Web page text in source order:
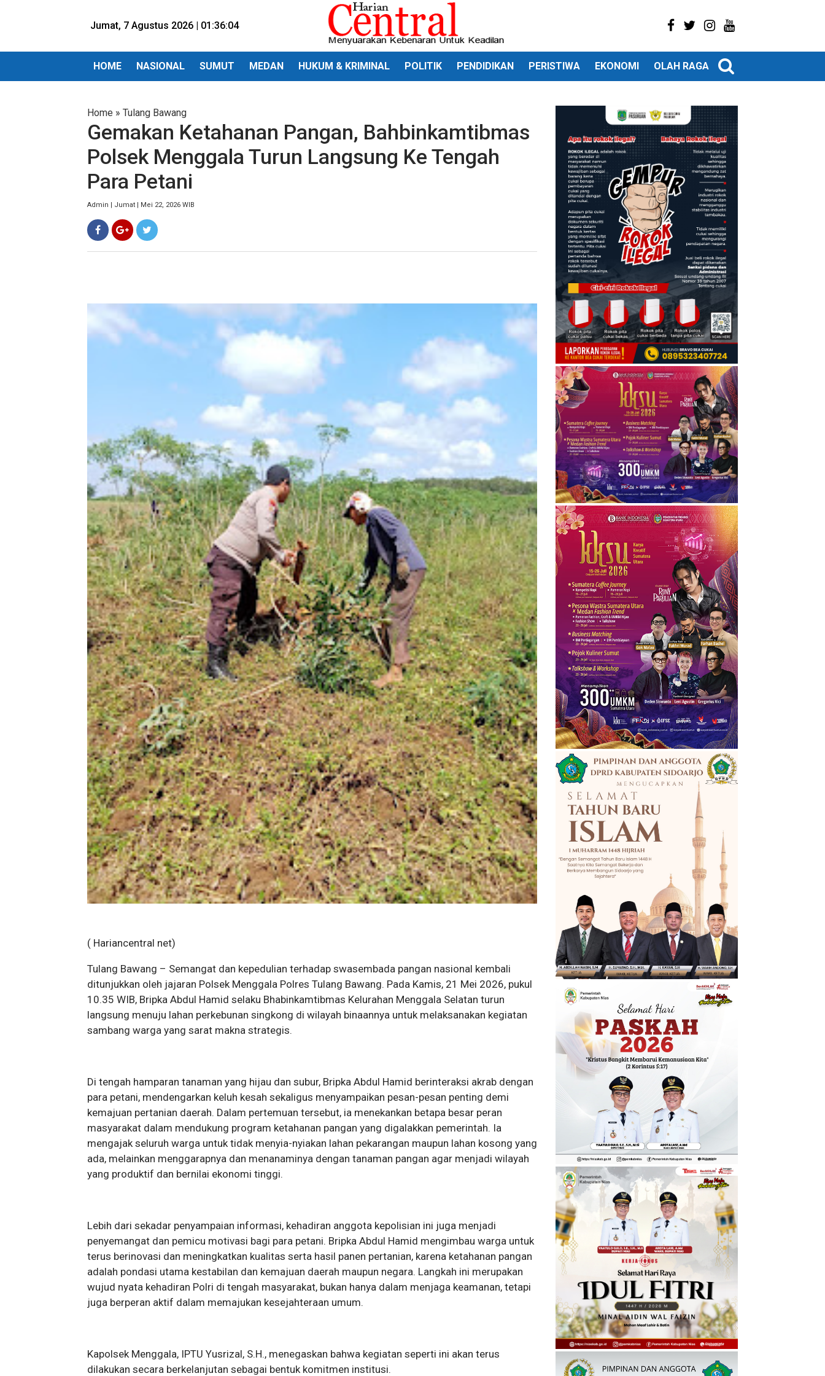
Jumat, 7 Agustus 2026 | 01:36:06
HOME NASIONAL SUMUT MEDAN HUKUM & KRIMINAL POLITIK PENDIDIKAN PERISTIWA EKONOMI OLAH RAGA
Home » Tulang Bawang
Gemakan Ketahanan Pangan, Bahbinkamtibmas
Polsek Menggala Turun Langsung Ke Tengah
Para Petani
Admin | Jumat | Mei 22, 2026 WIB
( Hariancentral net)
Tulang Bawang – Semangat dan kepedulian terhadap swasembada pangan nasional kembali
ditunjukkan oleh jajaran Polsek Menggala Polres Tulang Bawang. Pada Kamis, 21 Mei 2026, pukul
10.35 WIB, Bripka Abdul Hamid selaku Bhabinkamtibmas Kelurahan Menggala Selatan turun
langsung menuju lahan perkebunan singkong di wilayah binaannya untuk melaksanakan kegiatan
sambang warga yang sarat makna strategis.
Di tengah hamparan tanaman yang hijau dan subur, Bripka Abdul Hamid berinteraksi akrab dengan
para petani, mendengarkan keluh kesah sekaligus menyampaikan pesan-pesan penting demi
kemajuan pertanian daerah. Dalam pertemuan tersebut, ia menekankan betapa besar peran
masyarakat dalam mendukung program ketahanan pangan yang digalakkan pemerintah. Ia
mengajak seluruh warga untuk tidak menyia-nyiakan lahan pekarangan maupun lahan kosong yang
ada, melainkan menggarapnya dan menanaminya dengan tanaman pangan agar menjadi wilayah
yang produktif dan bernilai ekonomi tinggi.
Lebih dari sekadar penyampaian informasi, kehadiran anggota kepolisian ini juga menjadi
penyemangat dan pemicu motivasi bagi para petani. Bripka Abdul Hamid mengimbau warga untuk
terus berinovasi dan meningkatkan kualitas serta hasil panen pertanian, karena ketahanan pangan
adalah pondasi utama kestabilan dan kemajuan daerah maupun negara. Langkah ini merupakan
wujud nyata kehadiran Polri di tengah masyarakat, bukan hanya dalam menjaga keamanan, tetapi
juga berperan aktif dalam memajukan kesejahteraan umum.
Kapolsek Menggala, IPTU Yusrizal, S.H., menegaskan bahwa kegiatan seperti ini akan terus
dilakukan secara berkelanjutan sebagai bentuk komitmen institusi.